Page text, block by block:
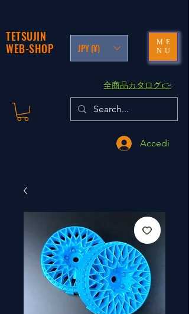
TETSUJIN
WEB-SHOP
JPY (¥)
ME
NU
​全商品カタログ👉
Accedi